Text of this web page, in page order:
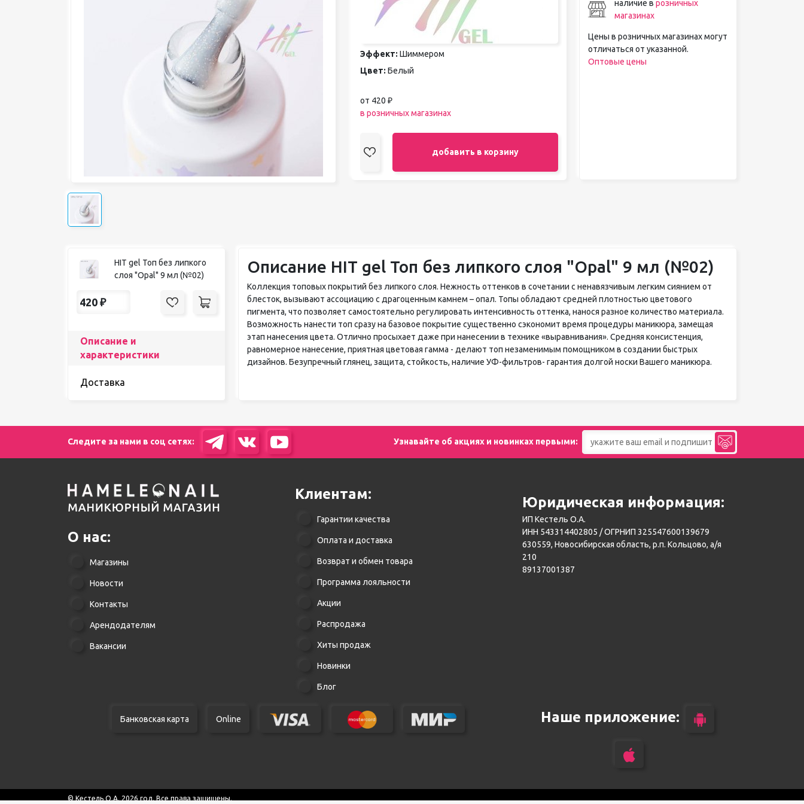
Лампы для сушки ногтей
Лечение и уход за кутикулой и
Расходные материалы
щелочного педикюра
Стерилизаторы
Эффект: Шиммером
Цвет: Белый
от 420 ₽
в розничных магазинах
добавить в корзину
наличие в розничных
магазинах
Цены в розничных магазинах могут
отличаться от указанной.
Оптовые цены
HIT gel Топ без липкого
слоя "Opal" 9 мл (№02)
420 ₽
Описание и
характеристики
Доставка
Описание HIT gel Топ без липкого слоя "Opal" 9 мл (№02)
Коллекция топовых покрытий без липкого слоя. Нежность оттенков в сочетании с ненавязчивым легким сиянием от
блесток, вызывают ассоциацию с драгоценным камнем – опал. Топы обладают средней плотностью цветового
пигмента, что позволяет самостоятельно регулировать интенсивность оттенка, нанося разное количество материала.
Возможность нанести топ сразу на базовое покрытие существенно сэкономит время процедуры маникюра, замещая
этап нанесения цвета. Отлично просыхает даже при нанесении в технике «выравнивания». Средняя консистенция,
равномерное нанесение, приятная цветовая гамма - делают топ незаменимым помощником в создании быстрых
дизайнов. Безупречный глянец, защита, стойкость, наличие УФ-фильтров- гарантия долгой носки Вашего маникюра.
Следите за нами в соц сетях: Узнавайте об акциях и новинках первыми:
О нас:
Магазины
Новости
Контакты
Арендодателям
Вакансии
Клиентам:
Гарантии качества
Оплата и доставка
Возврат и обмен товара
Программа лояльности
Акции
Распродажа
Хиты продаж
Новинки
Блог
Юридическая информация:
ИП Кестель О.А.
ИНН 543314402805 / ОГРНИП 325547600139679
630559, Новосибирская область, р.п. Кольцово, а/я
210
89137001387
Банковская карта Online Наше приложение:
© Кестель О.А. 2026 год. Все права защищены.